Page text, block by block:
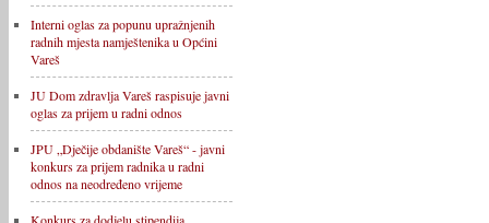
Interni oglas za popunu upražnjenih
radnih mjesta namještenika u Općini
Vareš
JU Dom zdravlja Vareš raspisuje javni
oglas za prijem u radni odnos
JPU „Dječije obdanište Vareš“ - javni
konkurs za prijem radnika u radni
odnos na neodređeno vrijeme